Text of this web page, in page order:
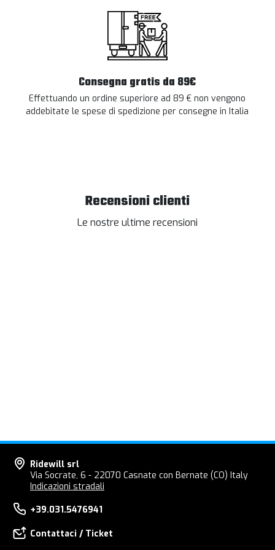
Consegna gratis da 89€
Effettuando un ordine superiore ad 89 € non vengono
addebitate le spese di spedizione per consegne in Italia
Recensioni clienti
Le nostre ultime recensioni
Ridewill srl
Via Socrate, 6 - 22070 Casnate con Bernate (CO) Italy
Indicazioni stradali
+39.031.5476941
Contattaci / Ticket